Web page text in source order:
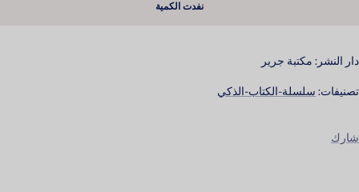
نفدت الكمية
دار النشر: مكتبة جرير
تصنيفات: سلسلة-الكتاب-الذكي
شارك